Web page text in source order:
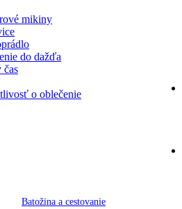
mikiny
do dažďa
o oblečenie
Batožina a cestovanie